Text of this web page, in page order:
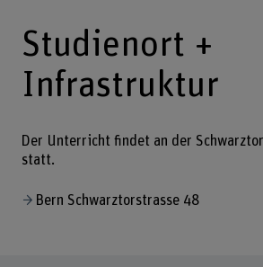
Studienort +
Infrastruktur
Der Unterricht findet an der
statt.
Bern Schwarztorstrasse 48